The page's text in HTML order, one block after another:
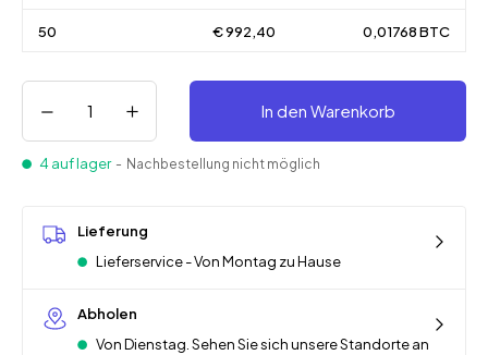
50 € 992,40 0,01768 BTC
In den Warenkorb
4 auf lager - Nachbestellung nicht möglich
Lieferung
Lieferservice - Von Montag zu Hause
Abholen
Von Dienstag. Sehen Sie sich unsere Standorte an